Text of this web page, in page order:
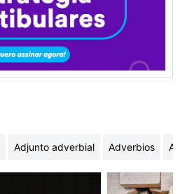
Adjunto adverbial Adverbios